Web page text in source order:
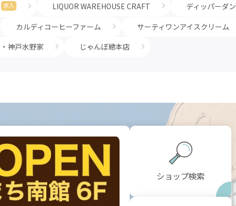
求人 LIQUOR WAREHOUSE CRAFT ディッパーダン
カルディコーヒーファーム サーティワンアイスクリーム
神戸水野家
じゃんぼ總本店
ショップ検索